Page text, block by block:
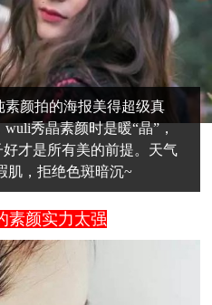
颜拍的海报美得超级真
秀晶素颜时是暖“晶”，
才是所有美的前提。天气
肌，拒绝色斑暗沉~
素颜实力太强